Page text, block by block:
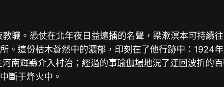
職。憑仗在北年夜日益遠播的名聲，梁漱溟本可持續
這份枯木蒼然中的濃郁，印刻在了他行跡中：1924
南輝縣介入村治；經過的事瑜伽場地況了迂回波折的
斷于烽火中。